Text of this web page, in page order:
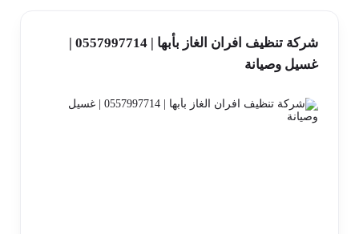
شركة تنظيف افران الغاز بأبها | 0557997714 |
غسيل وصيانة